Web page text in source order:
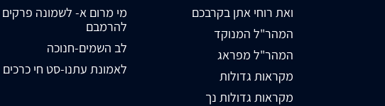
ואת רוחי אתן בקרבכם
המהר"ל המנוקד
המהר"ל מפראג
מקראות גדולות
מקראות גדולות נך
מי מרום א- לשמונה פרקים
להרמבם
לב השמים-חנוכה
לאמונת עתנו-סט חי כרכים